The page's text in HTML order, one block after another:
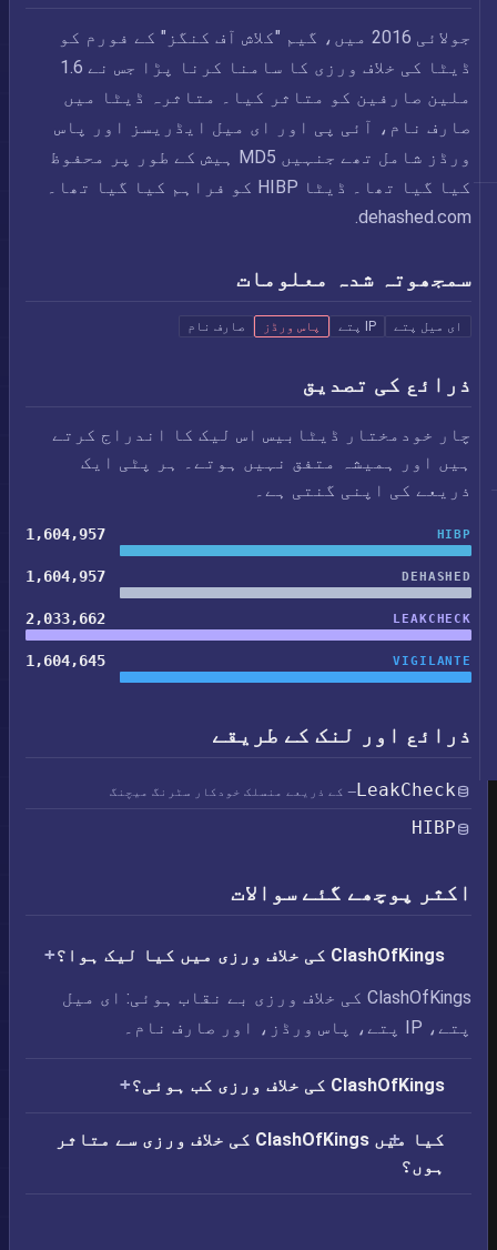
جولائی 2016 میں، گیم "کلاش آف کنگز" کے فورم کو
ڈیٹا کی خلاف ورزی کا سامنا کرنا پڑا جس نے 1.6
ملین صارفین کو متاثر کیا۔ متاثرہ ڈیٹا میں
صارف نام، آئی پی اور ای میل ایڈریسز اور پاس
ورڈز شامل تھے جنہیں MD5 ہیش کے طور پر محفوظ
کیا گیا تھا۔ ڈیٹا HIBP کو فراہم کیا گیا تھا۔
dehashed.com.
سمجھوتہ شدہ معلومات
ای میل پتے پاس ورڈز صارف نام
ذرائع کی تصدیق
چار خودمختار ڈیٹابیس اس لیک کا اندراج کرتے
ہیں اور ہمیشہ متفق نہیں ہوتے۔ ہر پٹی ایک
ذریعے کی اپنی گنتی ہے۔
HIBP
1,604,957
DEHASHED
1,604,957
LEAKCHECK
2,033,662
VIGILANTE
1,604,645
ذرائع اور لنک کے طریقے
LeakCheck— کے ذریعے منسلک خودکار سٹرنگ میچنگ
HIBP
اکثر پوچھے گئے سوالات
ClashOfKings کی خلاف ورزی میں کیا لیک ہوا؟
ClashOfKings کی خلاف ورزی بے نقاب ہوئی: ای میل
پتے، IP پتے، پاس ورڈز، اور صارف نام۔
ClashOfKings کی خلاف ورزی کب ہوئی؟
کیا میں ClashOfKings کی خلاف ورزی سے متاثر
ہوں؟